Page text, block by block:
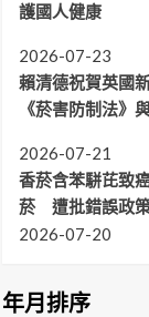
護國人健康
2026-07-23
賴清德祝賀英國
《菸害防制法》
2026-07-21
香菸含苯駢芘致
菸 遭批錯誤政
2026-07-20
年月排序